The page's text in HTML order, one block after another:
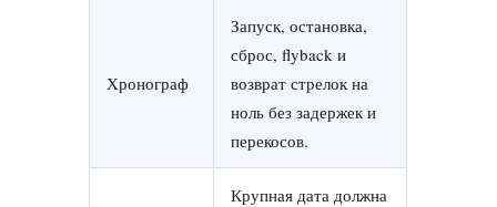
Хронограф
Запуск, остановка,
сброс, flyback и
возврат стрелок на
ноль без задержек и
перекосов.
Крупная дата должна